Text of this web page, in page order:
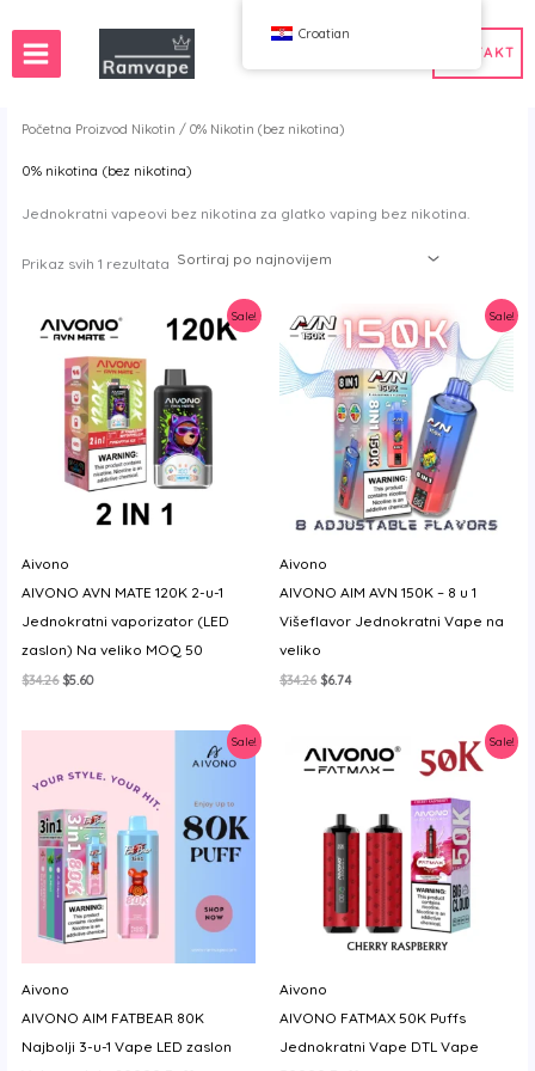
sadržaj
KONTAKT
Početna Proizvod Nikotin / 0% Nikotin (bez nikotina)
0% nikotina (bez nikotina)
Jednokratni vapeovi bez nikotina za glatko vaping bez nikotina.
Prikaz svih 1 rezultata Sortirano
Sale!
Aivono
AIVONO AVN MATE 120K 2-u-1
Jednokratni vaporizator (LED
zaslon) Na veliko MOQ 50
$34.26 Izvorna
je:
$5.60Trenutna
$5.60.
Sale!
Aivono
AIVONO AIM AVN 150K – 8 u 1
Višeflavor Jednokratni Vape na
veliko
$34.26 Izvorna
$34.26.
$6.74Trenutna
Sale!
Aivono
AIVONO AIM FATBEAR 80K
Najbolji 3-u-1 Vape LED zaslon
Sale!
Aivono
AIVONO FATMAX 50K Puffs
Jednokratni Vape DTL Vape
vape PoljskaVeleprodaja vape Španjolska
Bang
FIHP
HIFANCY
Dobrić
OKSO
Stag Bar
UZY
Vozol
Croatian